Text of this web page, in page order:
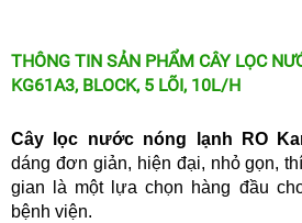
KINH
NGHIỆM
HAY
THIỆU
THÔNG TIN SẢN PHẨM CÂY LỌC
KG61A3, BLOCK, 5 LÕI, 10L/H
Cây lọc nước nóng lạnh RO
dáng đơn giản, hiện đại, nhỏ gọn,
gian là một lựa chọn hàng đầu
bệnh viện.